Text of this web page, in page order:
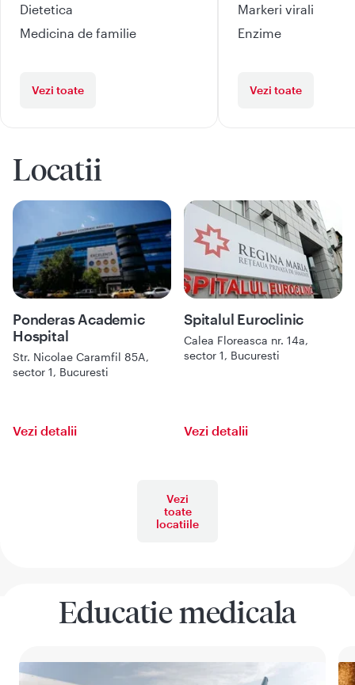
Dietetica
Medicina de familie
Vezi toate
Markeri virali
Enzime
Vezi toate
Locatii
Ponderas Academic
Hospital
Str. Nicolae Caramfil 85A,
sector 1, Bucuresti
Vezi detalii
Spitalul Euroclinic
Calea Floreasca nr. 14a,
sector 1, Bucuresti
Vezi detalii
Vezi
toate
locatiile
Educatie medicala